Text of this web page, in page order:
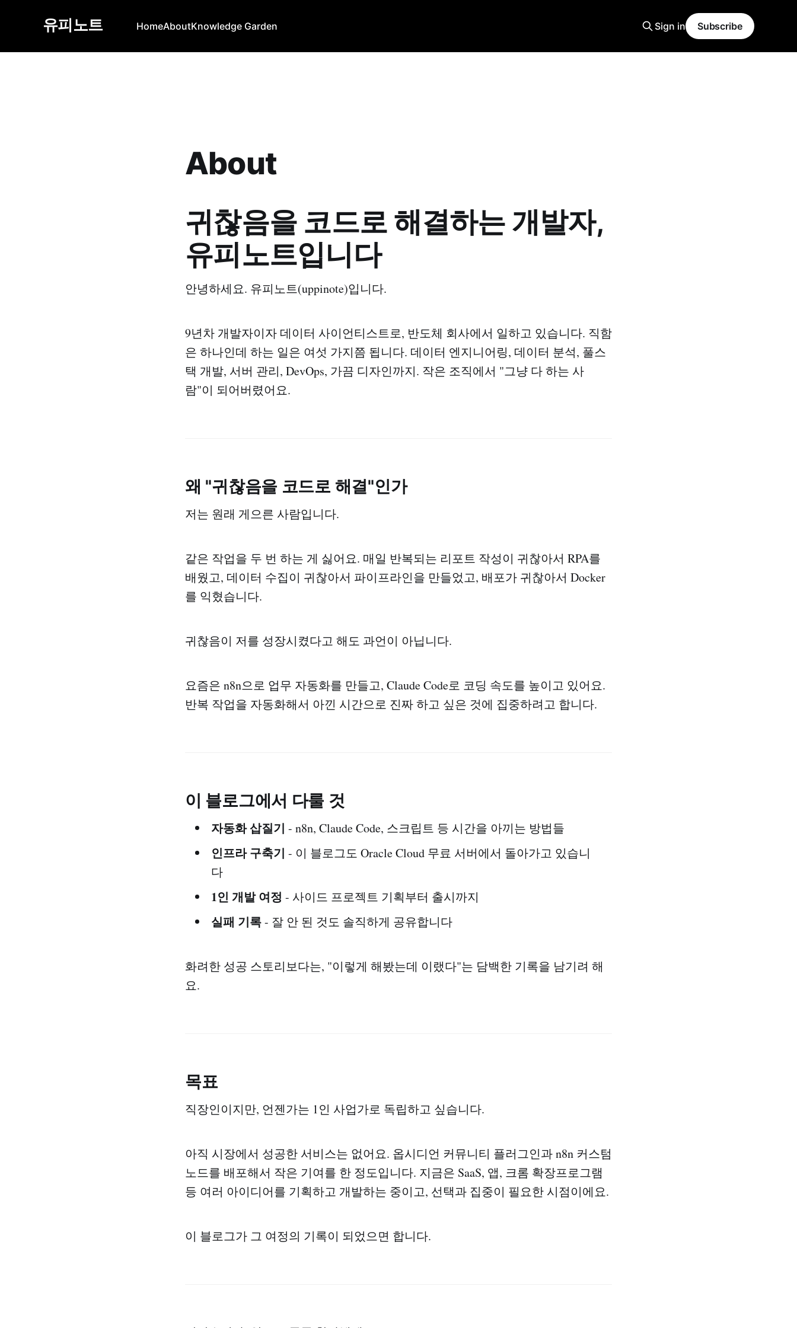
유피노트 HomeAboutKnowledge Garden Sign in Subscribe
About
귀찮음을 코드로 해결하는 개발자,
유피노트입니다
안녕하세요. 유피노트(uppinote)입니다.
9년차 개발자이자 데이터 사이언티스트로, 반도체 회사에서 일하고 있습니다. 직함
은 하나인데 하는 일은 여섯 가지쯤 됩니다. 데이터 엔지니어링, 데이터 분석, 풀스
택 개발, 서버 관리, DevOps, 가끔 디자인까지. 작은 조직에서 "그냥 다 하는 사
람"이 되어버렸어요.
왜 "귀찮음을 코드로 해결"인가
저는 원래 게으른 사람입니다.
같은 작업을 두 번 하는 게 싫어요. 매일 반복되는 리포트 작성이 귀찮아서 RPA를
배웠고, 데이터 수집이 귀찮아서 파이프라인을 만들었고, 배포가 귀찮아서 Docker
를 익혔습니다.
귀찮음이 저를 성장시켰다고 해도 과언이 아닙니다.
요즘은 n8n으로 업무 자동화를 만들고, Claude Code로 코딩 속도를 높이고 있어요.
반복 작업을 자동화해서 아낀 시간으로 진짜 하고 싶은 것에 집중하려고 합니다.
이 블로그에서 다룰 것
자동화 삽질기 - n8n, Claude Code, 스크립트 등 시간을 아끼는 방법들
인프라 구축기 - 이 블로그도 Oracle Cloud 무료 서버에서 돌아가고 있습니
다
1인 개발 여정 - 사이드 프로젝트 기획부터 출시까지
실패 기록- 잘 안 된 것도 솔직하게 공유합니다
화려한 성공 스토리보다는, "이렇게 해봤는데 이랬다"는 담백한 기록을 남기려 해
요.
목표
직장인이지만, 언젠가는 1인 사업가로 독립하고 싶습니다.
아직 시장에서 성공한 서비스는 없어요. 옵시디언 커뮤니티 플러그인과 n8n 커스텀
노드를 배포해서 작은 기여를 한 정도입니다. 지금은 SaaS, 앱, 크롬 확장프로그램
등 여러 아이디어를 기획하고 개발하는 중이고, 선택과 집중이 필요한 시점이에요.
이 블로그가 그 여정의 기록이 되었으면 합니다.